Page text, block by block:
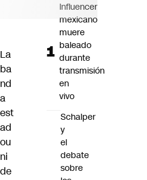
La
ba
nd
a
est
ad
ou
ni
de
Influencer
mexicano
muere
baleado
durante
transmisión
en
vivo
Schalper
y
el
debate
sobre